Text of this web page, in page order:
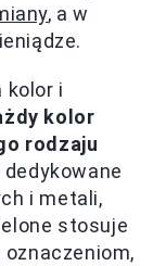
, a w
kolor i
kolor
rodzaju
dedykowane
i metali,
stosuje
oznaczeniom,